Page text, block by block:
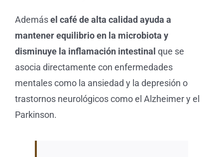
Ademásel café de alta calidad ayuda a
mantener equilibrio en la microbiota y
disminuye la inflamación intestinal que se
asocia directamente con enfermedades
mentales como la ansiedad y la depresión o
trastornos neurológicos como el Alzheimer y el
Parkinson.